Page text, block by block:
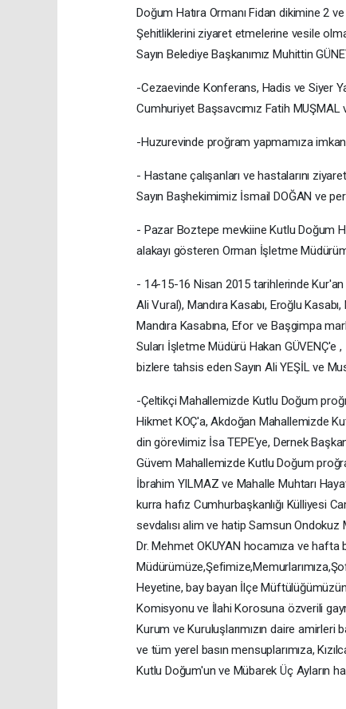
Doğum Hatıra Ormanı Fidan dikimine 2
Şehitliklerini ziyaret etmelerine vesile
Sayın Belediye Başkanımız Muhittin
-Cezaevinde Konferans, Hadis ve Siyer
Cumhuriyet Başsavcımız Fatih
-Huzurevinde proğram yapmamıza
- Hastane çalışanları ve hastalarını
Sayın Başhekimimiz İsmail DOĞAN ve
- Pazar Boztepe mevkiine Kutlu Doğum
alakayı gösteren Orman İşletme
- 14-15-16 Nisan 2015 tarihlerinde
Ali Vural), Mandıra Kasabı, Eroğlu
Mandıra Kasabına, Efor ve Başgimpa
Suları İşletme Müdürü Hakan
bizlere tahsis eden Sayın Ali YEŞİL ve
-Çeltikçi Mahallemizde Kutlu Doğum
Hikmet KOÇ'a, Akdoğan Mahallemizde
din görevlimiz İsa TEPE'ye, Dernek
Güvem Mahallemizde Kutlu Doğum
İbrahim YILMAZ ve Mahalle Muhtarı
kurra hafız Cumhurbaşkanlığı Külliyesi
sevdalısı alim ve hatip Samsun
Dr. Mehmet OKUYAN hocamıza ve hafta
Heyetine, bay bayan İlçe
Komisyonu ve İlahi Korosuna özverili
Kurum ve Kuruluşlarımızın daire
ve tüm yerel basın mensuplarımıza,
Kutlu Doğum'un ve Mübarek Üç Ayların